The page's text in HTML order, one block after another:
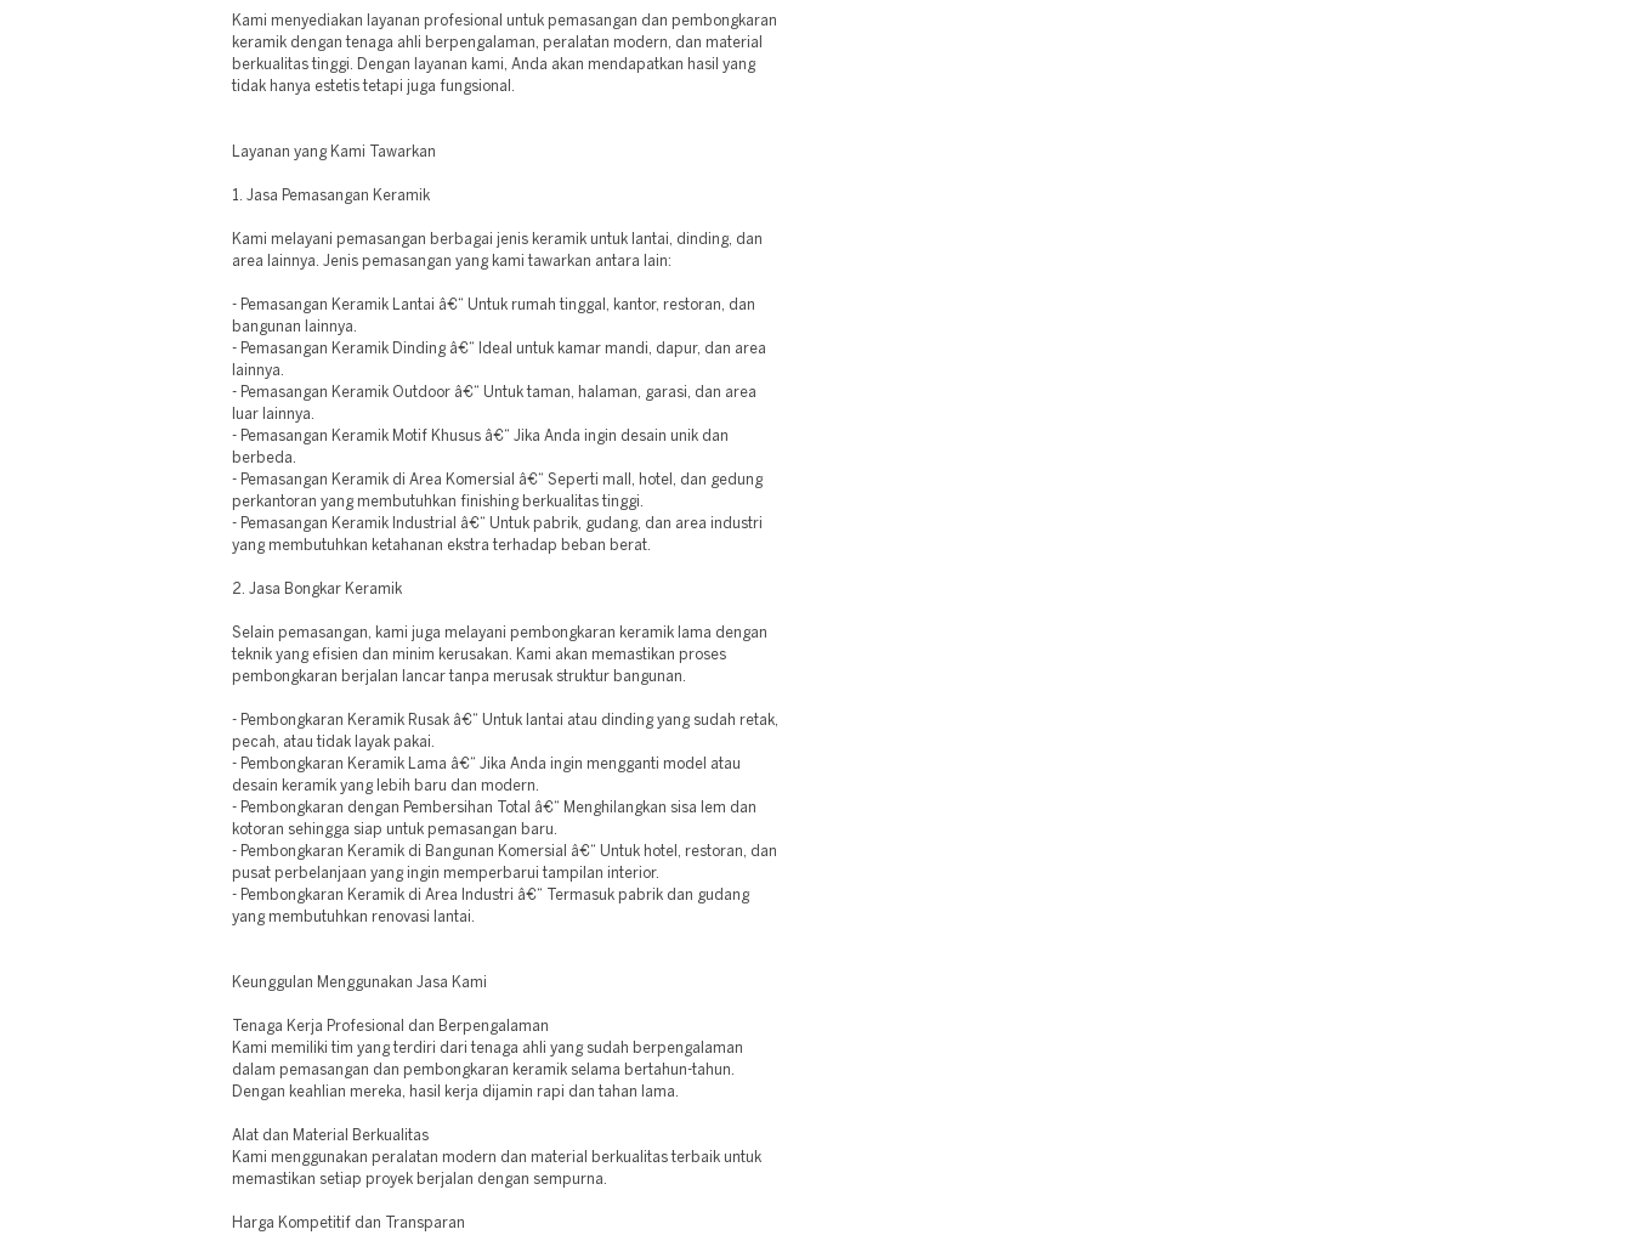
Kami menyediakan layanan profesional untuk pemasangan dan pembongkaran
keramik dengan tenaga ahli berpengalaman, peralatan modern, dan material
berkualitas tinggi. Dengan layanan kami, Anda akan mendapatkan hasil yang
tidak hanya estetis tetapi juga fungsional.
Layanan yang Kami Tawarkan
1. Jasa Pemasangan Keramik
Kami melayani pemasangan berbagai jenis keramik untuk lantai, dinding, dan
area lainnya. Jenis pemasangan yang kami tawarkan antara lain:
- Pemasangan Keramik Lantai â€“ Untuk rumah tinggal, kantor, restoran, dan
bangunan lainnya.
- Pemasangan Keramik Dinding â€“ Ideal untuk kamar mandi, dapur, dan area
lainnya.
- Pemasangan Keramik Outdoor â€“ Untuk taman, halaman, garasi, dan area
luar lainnya.
- Pemasangan Keramik Motif Khusus â€“ Jika Anda ingin desain unik dan
berbeda.
- Pemasangan Keramik di Area Komersial â€“ Seperti mall, hotel, dan gedung
perkantoran yang membutuhkan finishing berkualitas tinggi.
- Pemasangan Keramik Industrial â€“ Untuk pabrik, gudang, dan area industri
yang membutuhkan ketahanan ekstra terhadap beban berat.
2. Jasa Bongkar Keramik
Selain pemasangan, kami juga melayani pembongkaran keramik lama dengan
teknik yang efisien dan minim kerusakan. Kami akan memastikan proses
pembongkaran berjalan lancar tanpa merusak struktur bangunan.
- Pembongkaran Keramik Rusak â€“ Untuk lantai atau dinding yang sudah retak,
pecah, atau tidak layak pakai.
- Pembongkaran Keramik Lama â€“ Jika Anda ingin mengganti model atau
desain keramik yang lebih baru dan modern.
- Pembongkaran dengan Pembersihan Total â€“ Menghilangkan sisa lem dan
kotoran sehingga siap untuk pemasangan baru.
- Pembongkaran Keramik di Bangunan Komersial â€“ Untuk hotel, restoran, dan
pusat perbelanjaan yang ingin memperbarui tampilan interior.
- Pembongkaran Keramik di Area Industri â€“ Termasuk pabrik dan gudang
yang membutuhkan renovasi lantai.
Keunggulan Menggunakan Jasa Kami
Tenaga Kerja Profesional dan Berpengalaman
Kami memiliki tim yang terdiri dari tenaga ahli yang sudah berpengalaman
dalam pemasangan dan pembongkaran keramik selama bertahun-tahun.
Dengan keahlian mereka, hasil kerja dijamin rapi dan tahan lama.
Alat dan Material Berkualitas
Kami menggunakan peralatan modern dan material berkualitas terbaik untuk
memastikan setiap proyek berjalan dengan sempurna.
Harga Kompetitif dan Transparan